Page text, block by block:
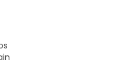
permitindo-lhe dar um
descontraia e mergulhe na